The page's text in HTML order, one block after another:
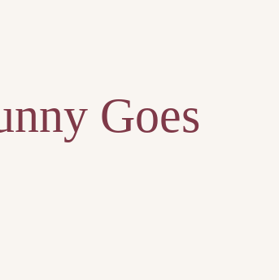
Goes